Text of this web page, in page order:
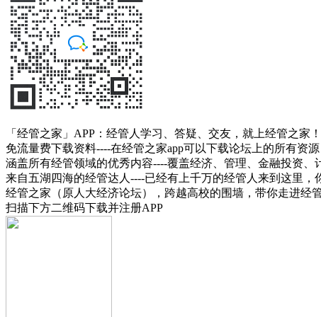
「经管之家」APP：经管人学习、答疑、交友，就上经管之家！
免流量费下载资料----在经管之家app可以下载论坛上的所有资
涵盖所有经管领域的优秀内容----覆盖经济、管理、金融投资
来自五湖四海的经管达人----已经有上千万的经管人来到这里，
经管之家（原人大经济论坛），跨越高校的围墙，带你走进经
扫描下方二维码下载并注册APP